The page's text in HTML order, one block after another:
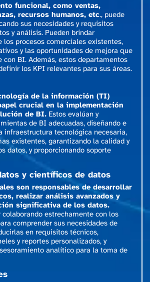
funcional, como ventas,
recursos humanos, etc., puede
sus necesidades y requisitos
y análisis. Pueden brindar
los procesos comerciales existentes,
y las oportunidades de mejora que
con BI. Además, estos departamentos
los KPI relevantes para sus áreas.
de la información (TI)
crucial en la implementación
de BI. Estos evalúan y
de BI adecuadas, diseñando e
infraestructura tecnológica necesaria,
existentes, garantizando la calidad y
datos, y proporcionando soporte
y científicos de datos
son responsables de desarrollar
realizar análisis avanzados y
significativa de los datos.
colaborando estrechamente con los
comprender sus necesidades de
en requisitos técnicos,
y reportes personalizados, y
analítico para la toma de